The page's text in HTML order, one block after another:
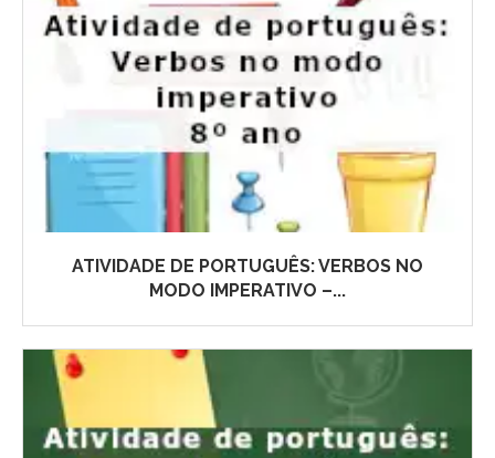
ATIVIDADE DE PORTUGUÊS: VERBOS NO
MODO IMPERATIVO –...